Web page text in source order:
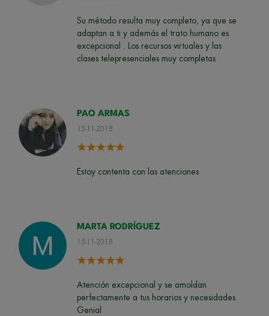
Su método resulta muy completo, ya que se
adaptan a ti y además el trato humano es
excepcional . Los recursos virtuales y las
clases telepresenciales muy completas
PAO ARMAS
15-11-2018
Estoy contenta con las atenciones
MARTA RODRÍGUEZ
15-11-2018
Atención excepcional y se amoldan
perfectamente a tus horarios y necesidades.
Genial